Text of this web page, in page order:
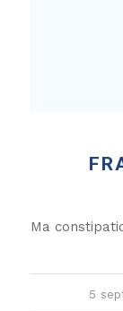
Ma
5